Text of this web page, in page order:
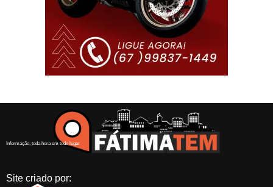
Informação, toda hora em todo lugar
Site criado por: